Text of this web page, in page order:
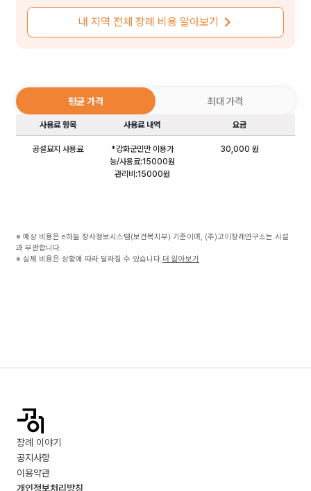
내 지역 전체 장례 비용 알아보기
평균 가격 최대 가격
사용료 항목 사용료 내역 요금
공설묘지 사용료
*강화군민만 이용가
능/사용료:15000원
관리비:15000원
30,000 원
※ 예상 비용은 e하늘 장사정보시스템(보건복지부) 기준이며, (주)고이장례연구소는 시설
과 무관합니다.
※ 실제 비용은 상황에 따라 달라질 수 있습니다.더 알아보기
장례 이야기
공지사항
이용약관
개인정보처리방침